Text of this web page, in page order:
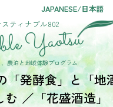
スティナブル802
Yaotsu
農泊と地域体験プログラム
JAPANESE/日本語
「発酵食」と「地
む ／「花盛酒造」